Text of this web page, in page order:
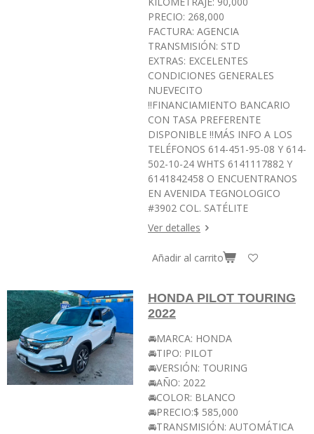
PRECIO: 268,000
FACTURA: AGENCIA
TRANSMISIÓN: STD
EXTRAS: EXCELENTES
CONDICIONES GENERALES
NUEVECITO
‼️FINANCIAMIENTO BANCARIO
CON TASA PREFERENTE
DISPONIBLE ‼️MÁS INFO A LOS
TELÉFONOS 614-451-95-08 Y 614-
502-10-24 WHTS 6141117882 Y
6141842458 O ENCUENTRANOS
EN AVENIDA TEGNOLOGICO
#3902 COL. SATÉLITE
Ver detalles
Añadir al carrito
HONDA PILOT TOURING
2022
🚘MARCA: HONDA
🚘TIPO: PILOT
🚘VERSIÓN: TOURING
🚘AÑO: 2022
🚘COLOR: BLANCO
🚘PRECIO:$ 585,000
🚘TRANSMISIÓN: AUTOMÁTICA